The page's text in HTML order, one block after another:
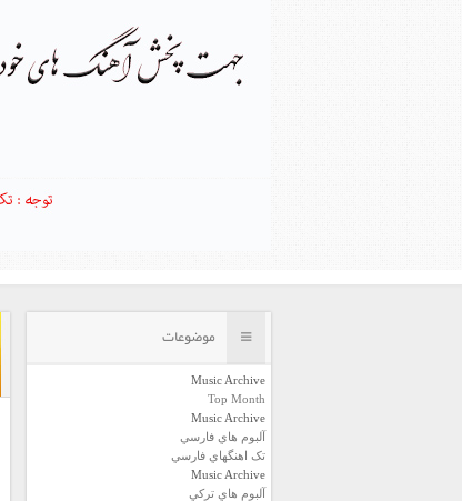
موضوعات
Music Archive
Top Month
Music Archive
آلبوم هاي فارسي
تک اهنگهاي فارسي
Music Archive
آلبوم هاي ترکي